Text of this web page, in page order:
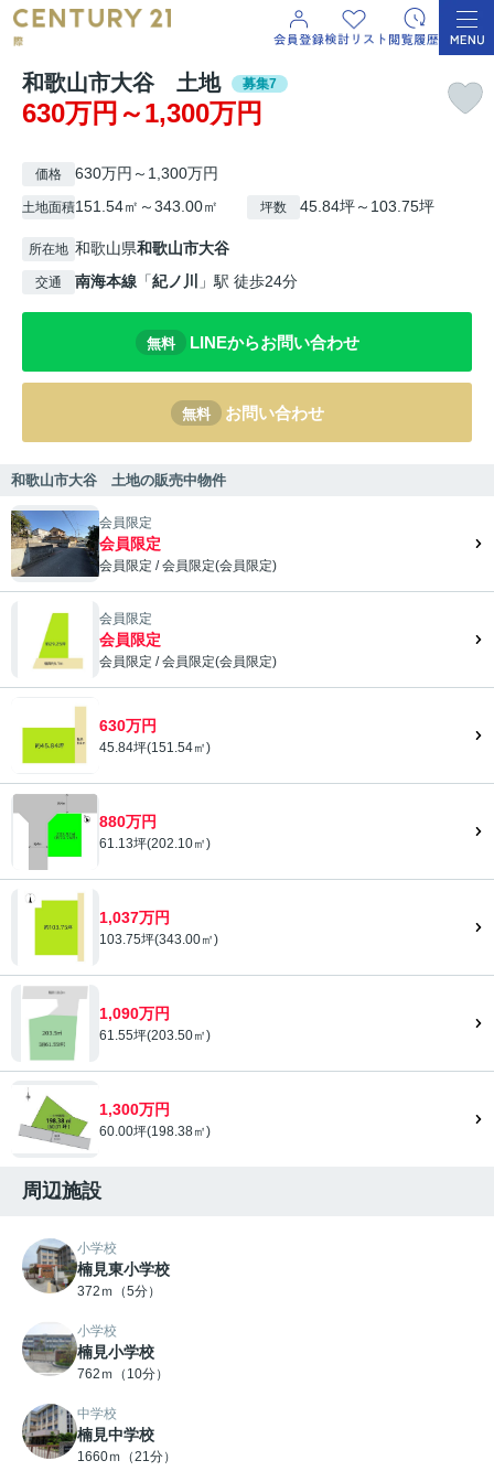
和歌山市大谷 土地 募集7
630万円～1,300万円
価格 630万円～1,300万円
土地面積151.54㎡～343.00㎡ 坪数 45.84坪～103.75坪
所在地 和歌山県和歌山市大谷
交通 南海本線 「紀ノ川 」駅 徒歩24分
無料 LINEからお問い合わせ
無料 お問い合わせ
和歌山市大谷 土地の販売中物件
会員限定">
会員限定
会員限定
会員限定 /会員限定(会員限定)
会員限定">
会員限定
会員限定
会員限定 /会員限定(会員限定)
630万円
45.84坪(151.54㎡)
880万円
61.13坪(202.10㎡)
1,037万円
103.75坪(343.00㎡)
1,090万円
61.55坪(203.50㎡)
1,300万円
60.00坪(198.38㎡)
周辺施設
小学校
楠見東小学校
372ｍ（5分）
小学校
楠見小学校
762ｍ（10分）
中学校
楠見中学校
1660ｍ（21分）